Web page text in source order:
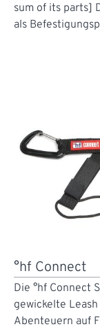
sum of its parts]
als
°hf Connect
Die °hf Connect
gewickelte
Abenteuern auf